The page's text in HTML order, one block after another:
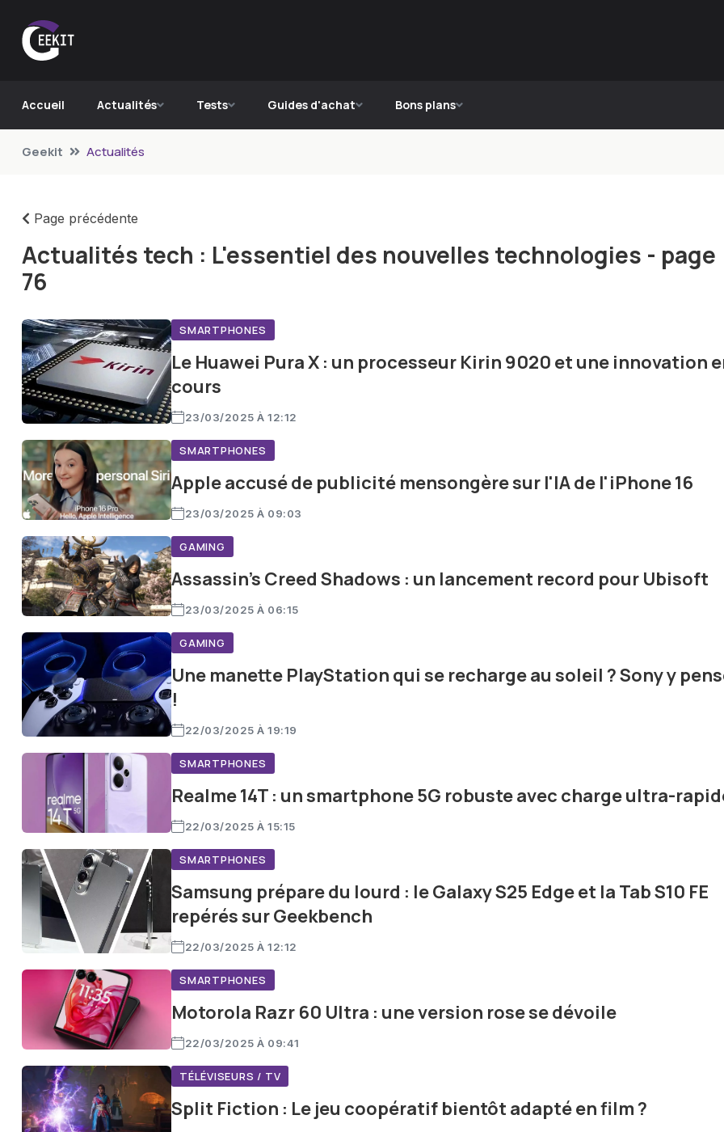
Accueil Actualités Tests Guides d'achat Bons plans
Geekit Actualités
Page précédente
Actualités tech : L'essentiel des nouvelles technologies - page
76
SMARTPHONES
Le Huawei Pura X : un processeur Kirin 9020 et une innovation
cours
23/03/2025 À 12:12
SMARTPHONES
Apple accusé de publicité mensongère sur l'IA de l'iPhone 16
23/03/2025 À 09:03
GAMING
Assassin’s Creed Shadows : un lancement record pour Ubisoft
23/03/2025 À 06:15
GAMING
Une manette PlayStation qui se recharge au soleil ? Sony y
!
22/03/2025 À 19:19
SMARTPHONES
Realme 14T : un smartphone 5G robuste avec charge ultra-
22/03/2025 À 15:15
SMARTPHONES
Samsung prépare du lourd : le Galaxy S25 Edge et la Tab S10 FE
repérés sur Geekbench
22/03/2025 À 12:12
SMARTPHONES
Motorola Razr 60 Ultra : une version rose se dévoile
22/03/2025 À 09:41
TÉLÉVISEURS / TV
Split Fiction : Le jeu coopératif bientôt adapté en film ?